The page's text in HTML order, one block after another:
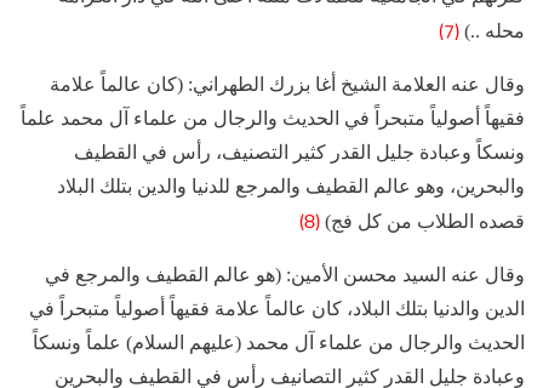
محله ..) (7)
وقال عنه العلامة الشيخ أغا بزرك الطهراني: (كان عالماً علامة
فقيهاً أصولياً متبحراً في الحديث والرجال من علماء آل محمد علماً
ونسكاً وعبادة جليل القدر كثير التصنيف، رأس في القطيف
والبحرين، وهو عالم القطيف والمرجع للدنيا والدين بتلك البلاد
قصده الطلاب من كل فج) (8)
وقال عنه السيد محسن الأمين: (هو عالم القطيف والمرجع في
الدين والدنيا بتلك البلاد، كان عالماً علامة فقيهاً أصولياً متبحراً في
الحديث والرجال من علماء آل محمد (عليهم السلام) علماً ونسكاً
وعبادة جليل القدر كثير التصانيف رأس في القطيف والبحرين